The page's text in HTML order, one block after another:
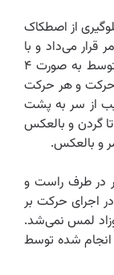
از اصطکاک
قرار می‌داد و با
استفاده از کف انگشتان دست و با فشار متوسط به صورت ۴
دوره یک دقیقه‌ای که هر دقیقه آن شامل ۱۲ حرکت و هر حرکت
ترتیب از سر به پشت
تا گردن و بالعکس
یکبار در طرف راست و
اجرای حرکت بر
لمس نمی‌شد.
ماساژی انجام شده توسط